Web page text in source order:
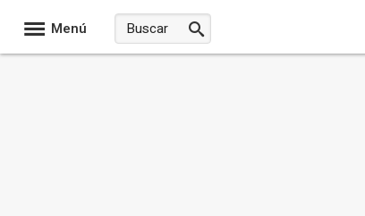
Menú